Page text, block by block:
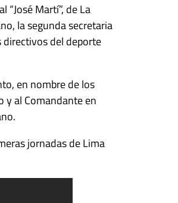
Martí”, de La
la segunda secretaria
directivos del deporte
en nombre de los
y al Comandante en
jornadas de Lima